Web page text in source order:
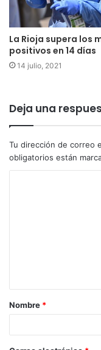
La Rioja supera los
positivos en 14 días
14 julio, 2021
Deja una
Tu dirección de correo
obligatorios están
Nombre *